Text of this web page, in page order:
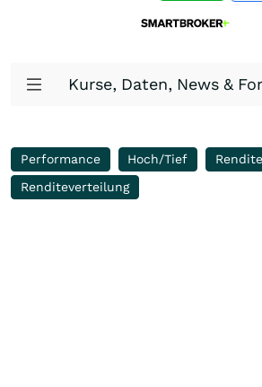
Kurse, Daten, News &
Performance Hoch/Tief
Renditeverteilung